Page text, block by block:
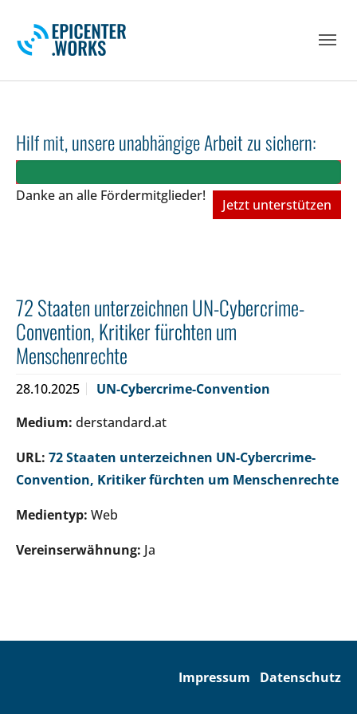
Hilf mit, unsere unabhängige Arbeit zu sichern:
Danke an alle Fördermitglieder!
Jetzt unterstützen
72 Staaten unterzeichnen UN-Cybercrime-
Convention, Kritiker fürchten um
Menschenrechte
28.10.2025
UN-Cybercrime-Convention
Medium: derstandard.at
URL: 72 Staaten unterzeichnen UN-Cybercrime-
Convention, Kritiker fürchten um Menschenrechte
Medientyp: Web
Vereinserwähnung: Ja
Impressum Datenschutz